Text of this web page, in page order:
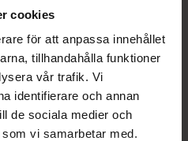
cookies
för att anpassa innehållet
tillhandahålla funktioner
vår trafik. Vi
identifierare och annan
de sociala medier och
vi samarbetar med.
med Daim Rulle 67g x